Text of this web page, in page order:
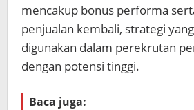
mencakup bonus performa
penjualan kembali, strategi
digunakan dalam perekrutan
dengan potensi tinggi.
Baca juga: